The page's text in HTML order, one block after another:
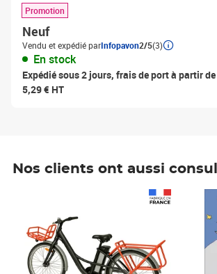
Promotion
Neuf
Vendu et expédié parInfopavon2/5(3)
En stock
Expédié sous 2 jours, frais de port à partir de
5,29 € HT
Nos clients ont aussi
Prix